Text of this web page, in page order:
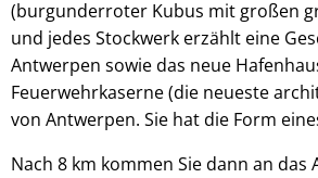
(burgunderroter Kubus mit großen
und jedes Stockwerk erzählt eine
Antwerpen sowie das neue
Feuerwehrkaserne (die neueste
von Antwerpen. Sie hat die Form
Nach 8 km kommen Sie dann an das